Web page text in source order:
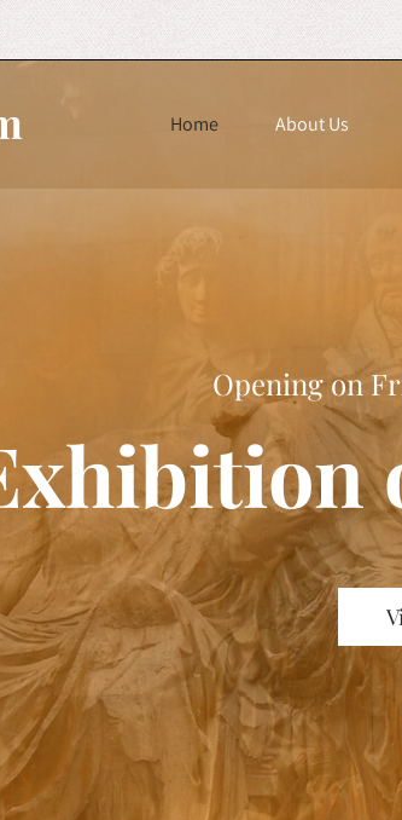
Home About Us
Opening on